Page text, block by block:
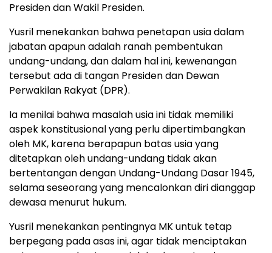
Presiden dan Wakil Presiden.
Yusril menekankan bahwa penetapan usia dalam
jabatan apapun adalah ranah pembentukan
undang-undang, dan dalam hal ini, kewenangan
tersebut ada di tangan Presiden dan Dewan
Perwakilan Rakyat (DPR).
Ia menilai bahwa masalah usia ini tidak memiliki
aspek konstitusional yang perlu dipertimbangkan
oleh MK, karena berapapun batas usia yang
ditetapkan oleh undang-undang tidak akan
bertentangan dengan Undang-Undang Dasar 1945,
selama seseorang yang mencalonkan diri dianggap
dewasa menurut hukum.
Yusril menekankan pentingnya MK untuk tetap
berpegang pada asas ini, agar tidak menciptakan